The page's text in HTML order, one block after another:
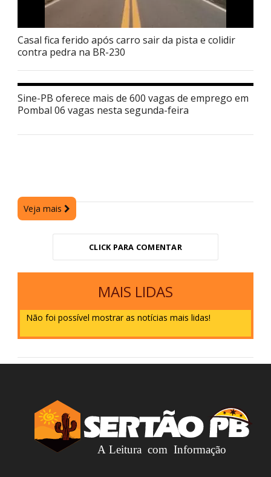
Casal fica ferido após carro sair da pista e colidir
contra pedra na BR-230
Sine-PB oferece mais de 600 vagas de emprego em
Pombal 06 vagas nesta segunda-feira
Veja mais
CLICK PARA COMENTAR
MAIS LIDAS
Não foi possível mostrar as notícias mais lidas!